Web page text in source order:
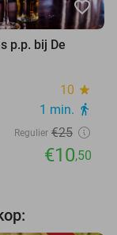
favorite_border
p.p. bij De
10 star
1 min. directions_walk
Regulier €25
€10,50